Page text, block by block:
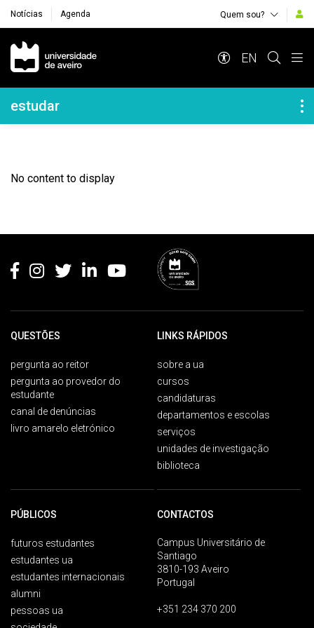
Notícias Agenda Quem sou?
Navegação Principal
EN
Navegação Lateral
estudar
No content to display
QUESTÕES
pergunta ao reitor
pergunta ao provedor do
estudante
canal de denúncias
livro amarelo eletrónico
LINKS RÁPIDOS
sobre a ua
cursos
candidaturas
departamentos e escolas
serviços
unidades de investigação
biblioteca
PÚBLICOS
futuros estudantes
estudantes ua
estudantes internacionais
alumni
pessoas ua
CONTACTOS
Campus Universitário de
Santiago
3810-193 Aveiro
Portugal
+351 234 370 200